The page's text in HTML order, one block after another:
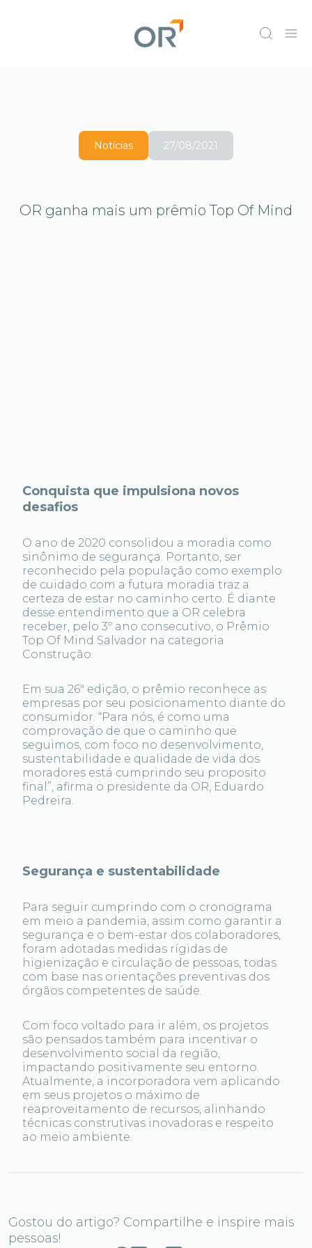
Notícias 27/08/2021
OR ganha mais um prêmio Top Of Mind
Conquista que impulsiona novos
desafios
O ano de 2020 consolidou a moradia como
sinônimo de segurança. Portanto, ser
reconhecido pela população como exemplo
de cuidado com a futura moradia traz a
certeza de estar no caminho certo. É diante
desse entendimento que a OR celebra
receber, pelo 3º ano consecutivo, o Prêmio
Top Of Mind Salvador na categoria
Construção.
Em sua 26ª edição, o prêmio reconhece as
empresas por seu posicionamento diante do
consumidor. “Para nós, é como uma
comprovação de que o caminho que
seguimos, com foco no desenvolvimento,
sustentabilidade e qualidade de vida dos
moradores está cumprindo seu proposito
final”, afirma o presidente da OR, Eduardo
Pedreira.
Segurança e sustentabilidade
Para seguir cumprindo com o cronograma
em meio a pandemia, assim como garantir a
segurança e o bem-estar dos colaboradores,
foram adotadas medidas rígidas de
higienização e circulação de pessoas, todas
com base nas orientações preventivas dos
órgãos competentes de saúde.
Com foco voltado para ir além, os projetos
são pensados também para incentivar o
desenvolvimento social da região,
impactando positivamente seu entorno.
Atualmente, a incorporadora vem aplicando
em seus projetos o máximo de
reaproveitamento de recursos, alinhando
técnicas construtivas inovadoras e respeito
ao meio ambiente.
Gostou do artigo? Compartilhe e inspire mais
pessoas!